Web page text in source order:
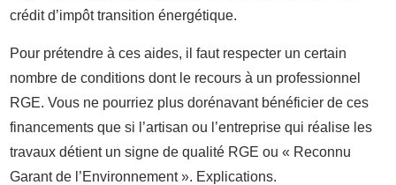
crédit d’impôt transition énergétique.
Pour prétendre à ces aides, il faut respecter un certain
nombre de conditions dont le recours à un professionnel
RGE. Vous ne pourriez plus dorénavant bénéficier de ces
financements que si l’artisan ou l’entreprise qui réalise les
travaux détient un signe de qualité RGE ou « Reconnu
Garant de l’Environnement ». Explications.